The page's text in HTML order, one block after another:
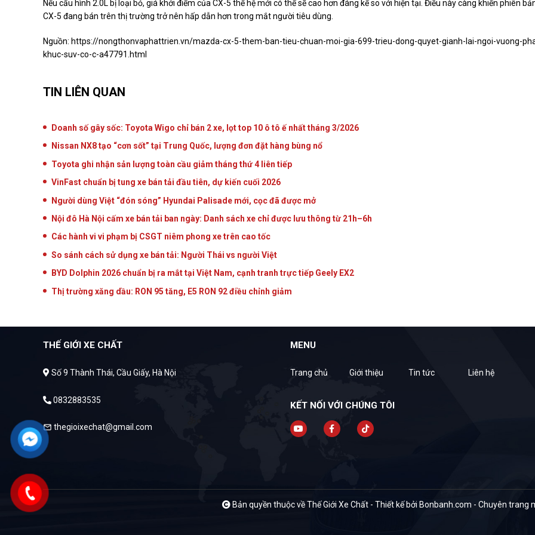
Nếu cấu hình 2.0L bị loại bỏ, giá khởi điểm của CX-5 thế hệ mới có thể sẽ cao hơn đáng kể so với hiện tại. Điều này càng khiến phiên
CX-5 đang bán trên thị trường trở nên hấp dẫn hơn trong mắt người tiêu dùng.
Nguồn: https://nongthonvaphattrien.vn/mazda-cx-5-them-ban-tieu-chuan-moi-gia-699-trieu-dong-quyet-gianh-lai-ngoi-vuong-
khuc-suv-co-c-a47791.html
TIN LIÊN QUAN
Doanh số gây sốc: Toyota Wigo chỉ bán 2 xe, lọt top 10 ô tô ế nhất tháng 3/2026
Nissan NX8 tạo “cơn sốt” tại Trung Quốc, lượng đơn đặt hàng bùng nổ
Toyota ghi nhận sản lượng toàn cầu giảm tháng thứ 4 liên tiếp
VinFast chuẩn bị tung xe bán tải đầu tiên, dự kiến cuối 2026
Người dùng Việt “đón sóng” Hyundai Palisade mới, cọc đã được mở
Nội đô Hà Nội cấm xe bán tải ban ngày: Danh sách xe chỉ được lưu thông từ 21h–6h
Các hành vi vi phạm bị CSGT niêm phong xe trên cao tốc
So sánh cách sử dụng xe bán tải: Người Thái vs người Việt
BYD Dolphin 2026 chuẩn bị ra mắt tại Việt Nam, cạnh tranh trực tiếp Geely EX2
Thị trường xăng dầu: RON 95 tăng, E5 RON 92 điều chỉnh giảm
THẾ GIỚI XE CHẤT
Số 9 Thành Thái, Cầu Giấy, Hà Nội
0832883535
mail thegioixechat@gmail.com
MENU
Trang chủ Giới thiệu Tin tức Liên hệ
KẾT NỐI VỚI CHÚNG TÔI
Bản quyền thuộc về Thế Giới Xe Chất - Thiết kế bởi Bonbanh.com - Chuyên trang